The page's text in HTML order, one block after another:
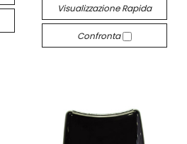
Visualizzazione Rapida
Confronta